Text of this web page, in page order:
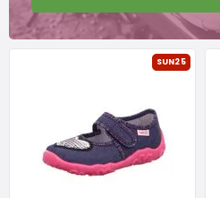
SUN25